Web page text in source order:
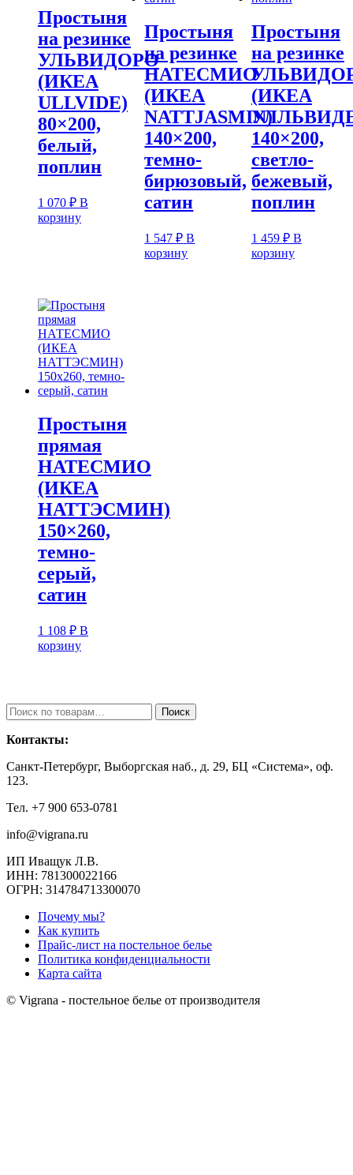
Простыня
на резинке
УЛЬВИДОРО
(ИКЕА
ULLVIDE)
80×200,
белый,
поплин
1 070 ₽ В
корзину
Простыня
на резинке
НАТЕСМИО
(ИКЕА
NATTJASMIN)
140×200,
темно-
бирюзовый,
сатин
1 547₽ В
корзину
Простыня
на резинке
(ИКЕА
140×200,
светло-
бежевый,
поплин
1 459 ₽ В
корзину
Простыня
прямая
НАТЕСМИО
(ИКЕА
НАТТЭСМИН)
150×260,
темно-
серый,
сатин
1 108 ₽ В
корзину
Искать: Поиск
Контакты:
Санкт-Петербург, Выборгская наб., д. 29, БЦ «Система», оф.
123.
Тел. +7 900 653-0781
info@vigrana.ru
ИП Иващук Л.В.
ИНН: 781300022166
ОГРН: 314784713300070
Почему мы?
Как купить
Прайс-лист на постельное белье
Политика конфиденциальности
Карта сайта
© Vigrana - постельное белье от производителя